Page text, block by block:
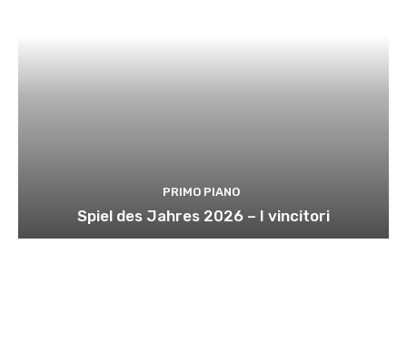
PRIMO PIANO
Spiel des Jahres 2026 – I vincitori